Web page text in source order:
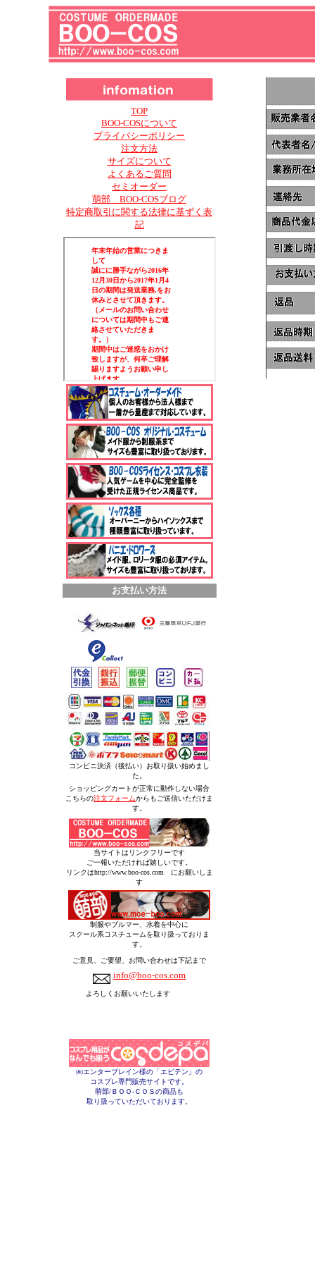
TOP
BOO-COSについて
プライバシーポリシー
注文方法
サイズについて
よくあるご質問
セミオーダー
萌部 BOO-COSブログ
特定商取引に関する法律に基ずく表
記
お支払い方法
コンビニ決済（後払い）お取り扱い始めまし
た。
ショッピングカートが正常に動作しない場合
こちらの注文フォームからもご送信いただけま
す。
当サイトはリンクフリーです
ご一報いただければ嬉しいです。
リンクはhttp://www.boo-cos.com にお願いしま
す
制服やブルマー、水着を中心に
スクール系コスチュームを取り扱っておりま
す。
ご意見、ご要望、お問い合わせは下記まで
info@boo-cos.com
よろしくお願いいたします
㈱エンターブレイン様の「エビテン」の
コスプレ専門販売サイトです。
萌部/ＢＯＯ-ＣＯＳの商品も
取り扱っていただいております。